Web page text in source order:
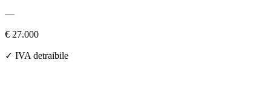
—
€ 27.000
✓ IVA detraibile